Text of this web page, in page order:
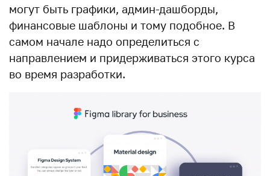
могут быть графики, админ-дашборды,
финансовые шаблоны и тому подобное. В
самом начале надо определиться с
направлением и придерживаться этого курса
во время разработки.